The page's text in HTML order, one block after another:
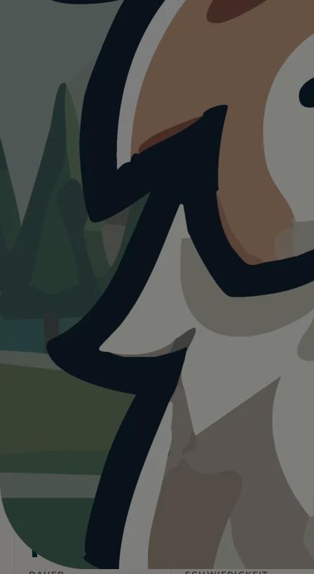
WANDERUNG
Spaziergang
entlang des Sees
und durch die Stadt
Heute ist ein guter Tagfür
Spaziergang entlang des Sees und
durch die Stadt.
27°C und sonnig, aber kaum Schatten vor Ort. Bringt
viel Wasser mit und startet lieber früh.
OpenWeatherMap
4,1
1h Mittel